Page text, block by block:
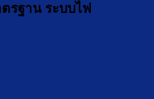
รฐาน ระบบไฟ